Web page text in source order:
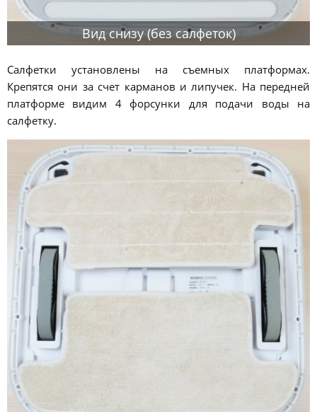
Вид снизу (без салфеток)
Салфетки установлены на съемных платформах.
Крепятся они за счет карманов и липучек. На передней
платформе видим 4 форсунки для подачи воды на
салфетку.